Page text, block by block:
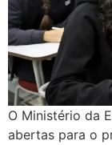
O Ministério da
abertas para o